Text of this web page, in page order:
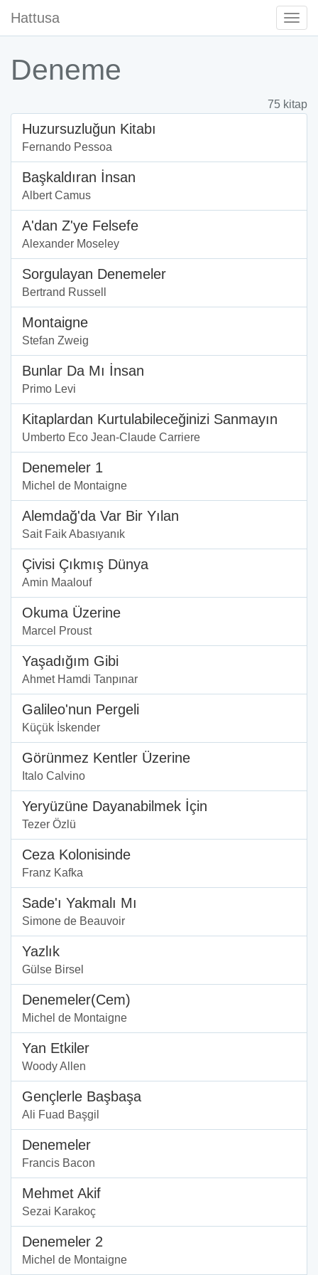
Hattusa
Deneme
75 kitap
Huzursuzluğun Kitabı
Fernando Pessoa
Başkaldıran İnsan
Albert Camus
A'dan Z'ye Felsefe
Alexander Moseley
Sorgulayan Denemeler
Bertrand Russell
Montaigne
Stefan Zweig
Bunlar Da Mı İnsan
Primo Levi
Kitaplardan Kurtulabileceğinizi Sanmayın
Umberto Eco Jean-Claude Carriere
Denemeler 1
Michel de Montaigne
Alemdağ'da Var Bir Yılan
Sait Faik Abasıyanık
Çivisi Çıkmış Dünya
Amin Maalouf
Okuma Üzerine
Marcel Proust
Yaşadığım Gibi
Ahmet Hamdi Tanpınar
Galileo'nun Pergeli
Küçük İskender
Görünmez Kentler Üzerine
Italo Calvino
Yeryüzüne Dayanabilmek İçin
Tezer Özlü
Ceza Kolonisinde
Franz Kafka
Sade'ı Yakmalı Mı
Simone de Beauvoir
Yazlık
Gülse Birsel
Denemeler(Cem)
Michel de Montaigne
Yan Etkiler
Woody Allen
Gençlerle Başbaşa
Ali Fuad Başgil
Denemeler
Francis Bacon
Mehmet Akif
Sezai Karakoç
Denemeler 2
Michel de Montaigne